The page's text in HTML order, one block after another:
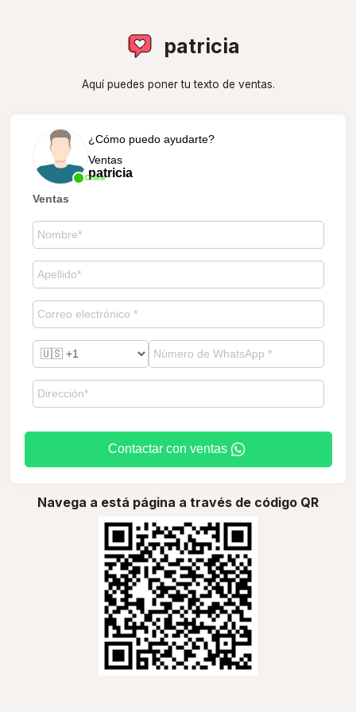
patricia
Aquí puedes poner tu texto de ventas.
Online
¿Cómo puedo ayudarte?
Ventas
patricia
Ventas
Contactar con ventas
Navega a está página a través de código QR